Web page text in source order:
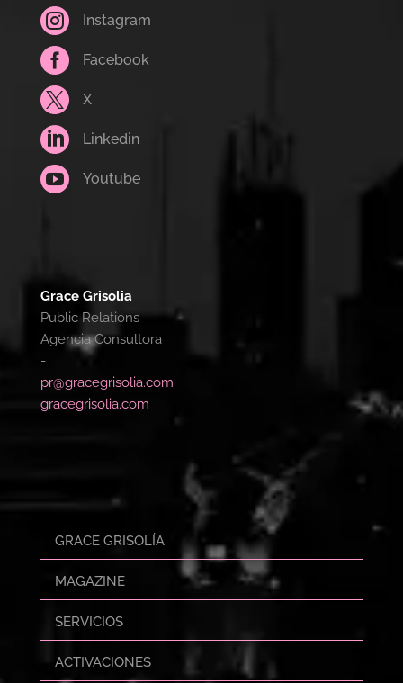
 Instagram
 Facebook
 X
 Linkedin
 Youtube
Grace Grisolia
Public Relations
Agencia Consultora
-
pr@gracegrisolia.com
gracegrisolia.com
GRACE GRISOLÍA
MAGAZINE
SERVICIOS
ACTIVACIONES